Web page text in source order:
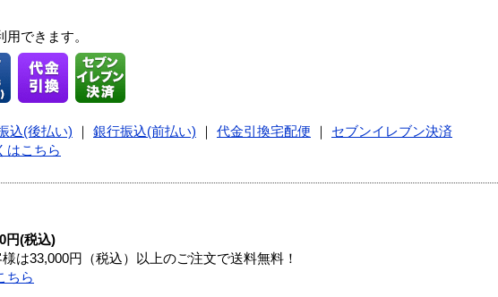
できます。
込(後払い) 銀行振込(前払い) 代金引換宅配便
セブンイレブン決済
はこちら
円(税込)
は33,000円（税込）以上のご注文で送料無料！
ちら